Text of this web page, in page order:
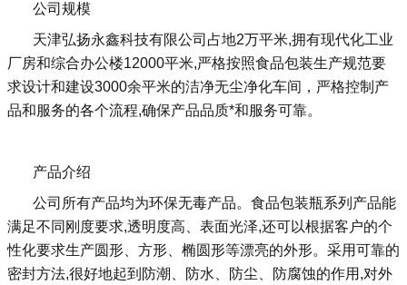
公司规模
天津弘扬永鑫科技有限公司占地2万平米,拥有现代化工业
厂房和综合办公楼12000平米,严格按照食品包装生产规范要
求设计和建设3000余平米的洁净无尘净化车间，严格控制产
品和服务的各个流程,确保产品品质*和服务可靠。
产品介绍
公司所有产品均为环保无毒产品。食品包装瓶系列产品能
满足不同刚度要求,透明度高、表面光泽,还可以根据客户的个
性化要求生产圆形、方形、椭圆形等漂亮的外形。采用可靠的
密封方法,很好地起到防潮、防水、防尘、防腐蚀的作用,对外